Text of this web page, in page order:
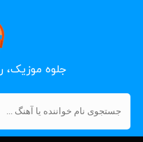
جلوه موزیک،